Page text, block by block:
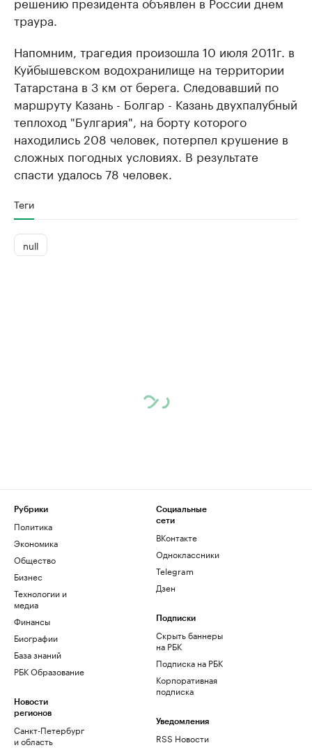
траура.
Напомним, трагедия произошла 10 июля 2011г. в
Куйбышевском водохранилище на территории
Татарстана в 3 км от берега. Следовавший по
маршруту Казань - Болгар - Казань двухпалубный
теплоход "Булгария", на борту которого
находились 208 человек, потерпел крушение в
сложных погодных условиях. В результате
спасти удалось 78 человек.
Теги
null
Рубрики
Политика
Экономика
Общество
Бизнес
Технологии и
медиа
Финансы
Биографии
База знаний
РБК Образование
Новости
регионов
Санкт-Петербург
и область
Социальные
сети
ВКонтакте
Одноклассники
Telegram
Дзен
Подписки
Скрыть баннеры
на РБК
Подписка на РБК
Корпоративная
подписка
Уведомления
RSS Новости